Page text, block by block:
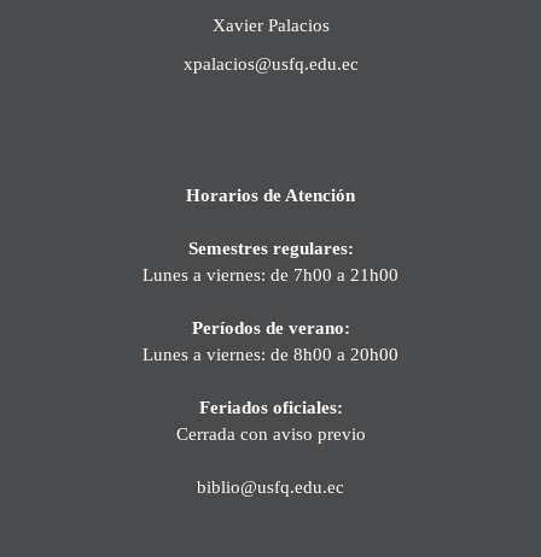
Xavier Palacios
xpalacios@usfq.edu.ec
Horarios de Atención
Semestres regulares:
Lunes a viernes: de 7h00 a 21h00
Períodos de verano:
Lunes a viernes: de 8h00 a 20h00
Feriados oficiales:
Cerrada con aviso previo
biblio@usfq.edu.ec